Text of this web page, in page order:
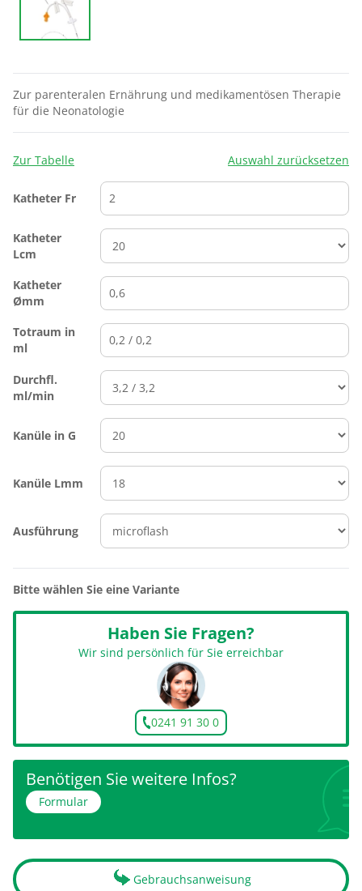
Zur parenteralen Ernährung und medikamentösen Therapie
für die Neonatologie
Zur Tabelle Auswahl zurücksetzen
Katheter Fr
Katheter
Lcm
Katheter
Ømm
Totraum in
ml
Durchfl.
ml/min
Kanüle in G
Kanüle Lmm
Ausführung
Bitte wählen Sie eine Variante
Haben Sie Fragen?
Wir sind persönlich für Sie erreichbar
0241 91 30 0
Benötigen Sie weitere Infos?
Formular
Gebrauchsanweisung